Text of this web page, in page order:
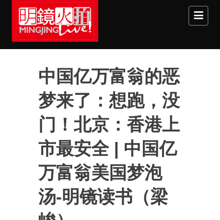
Skip to main content
中国亿万富翁的恶
梦来了：想跑，没
门！北京：香港上
市最安全 | 中国亿
万富翁美国梦泡
汤-明镜读书（梁